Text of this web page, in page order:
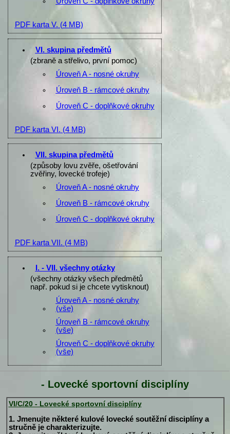
PDF karta V. (4 MB)
VI. skupina předmětů
(zbraně a střelivo, první pomoc)
Úroveň A - nosné okruhy
Úroveň B - rámcové okruhy
Úroveň C - doplňkové okruhy
PDF karta VI. (4 MB)
VII. skupina předmětů
(způsoby lovu zvěře, ošetřování
zvěřiny, lovecké trofeje)
Úroveň A - nosné okruhy
Úroveň B - rámcové okruhy
Úroveň C - doplňkové okruhy
PDF karta VII. (4 MB)
I. - VII. všechny otázky
(všechny otázky všech předmětů
např. pokud si je chcete vytisknout)
Úroveň A - nosné okruhy
(vše)
Úroveň B - rámcové okruhy
(vše)
Úroveň C - doplňkové okruhy
(vše)
- Lovecké sportovní disciplíny
VI/C/20 - Lovecké sportovní disciplíny
1. Jmenujte některé kulové lovecké soutěžní disciplíny a
stručně je charakterizujte.